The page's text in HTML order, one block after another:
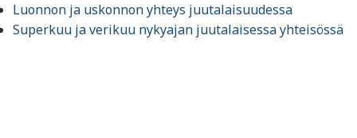
Luonnon ja uskonnon yhteys juutalaisuudessa
Superkuu ja verikuu nykyajan juutalaisessa yhteisössä